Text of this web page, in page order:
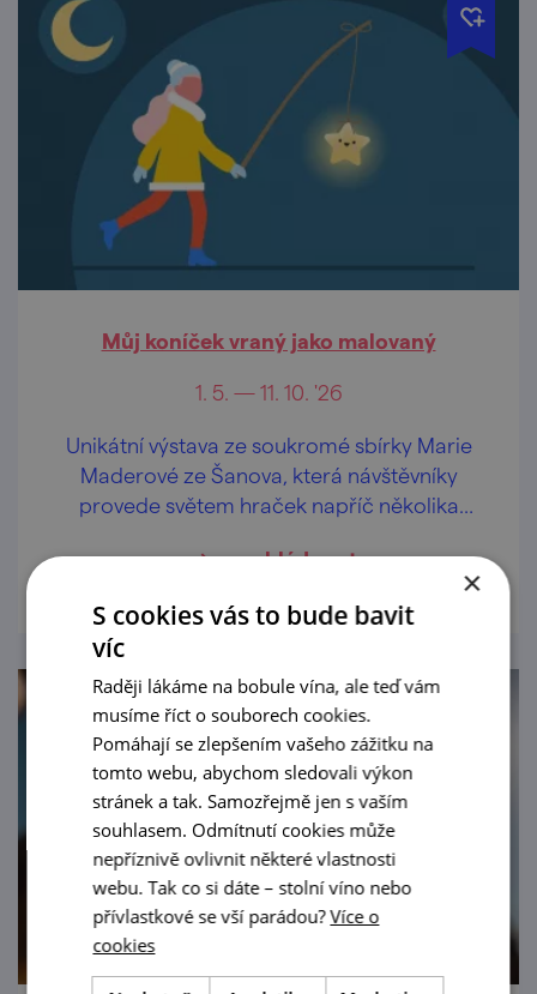
Můj koníček vraný jako malovaný
1. 5. — 11. 10. '26
Unikátní výstava ze soukromé sbírky Marie
Maderové ze Šanova, která návštěvníky
provede světem hraček napříč několika
prohlédnout
×
S cookies vás to bude bavit
víc
Raději lákáme na bobule vína, ale teď vám
musíme říct o souborech cookies.
Pomáhají se zlepšením vašeho zážitku na
tomto webu, abychom sledovali výkon
stránek a tak. Samozřejmě jen s vaším
souhlasem. Odmítnutí cookies může
nepříznivě ovlivnit některé vlastnosti
webu. Tak co si dáte – stolní víno nebo
přívlastkové se vší parádou?Více o
cookies